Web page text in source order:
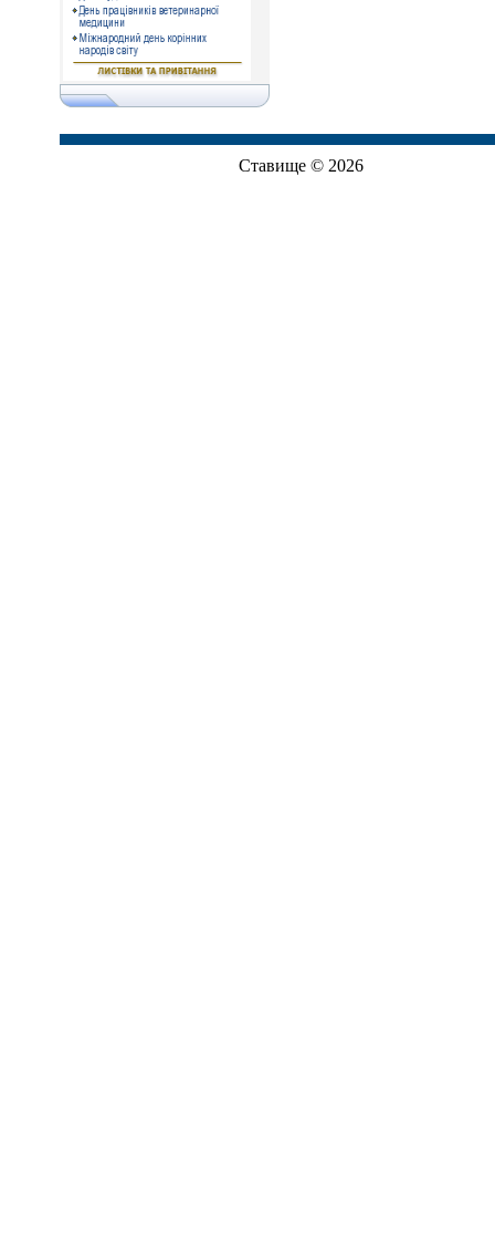
Ставище © 2026